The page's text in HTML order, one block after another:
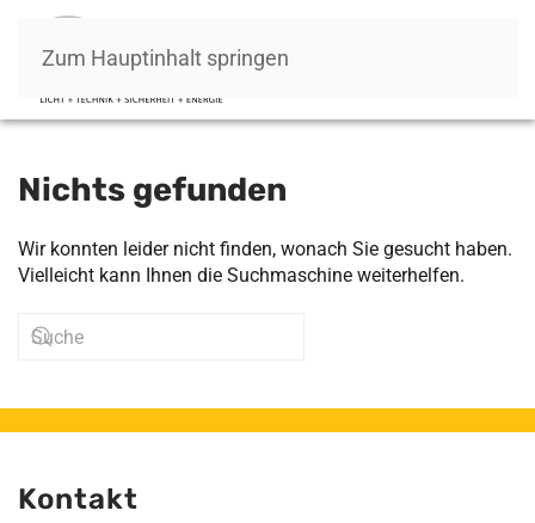
Zum Hauptinhalt springen
Nichts gefunden
Wir konnten leider nicht finden, wonach Sie gesucht haben.
Vielleicht kann Ihnen die Suchmaschine weiterhelfen.
Kontakt